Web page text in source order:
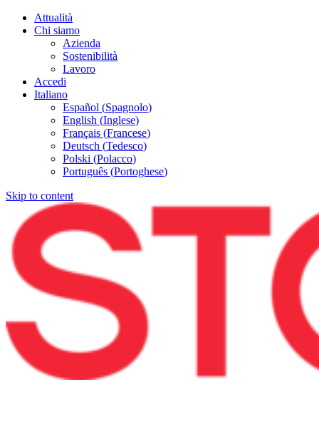
Attualità
Chi siamo
Azienda
Sostenibilità
Lavoro
Accedi
Italiano
Español (Spagnolo)
English (Inglese)
Français (Francese)
Deutsch (Tedesco)
Polski (Polacco)
Português (Portoghese)
Skip to content